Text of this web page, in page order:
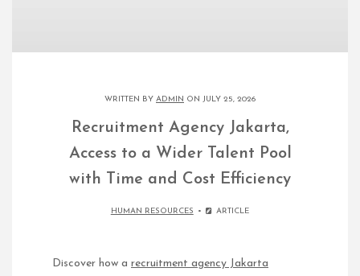
WRITTEN BY ADMIN ON JULY 25, 2026
Recruitment Agency Jakarta,
Access to a Wider Talent Pool
with Time and Cost Efficiency
HUMAN RESOURCES ARTICLE
Discover how a recruitment agency Jakarta